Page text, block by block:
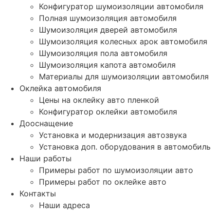
Конфигуратор шумоизоляции автомобиля
Полная шумоизоляция автомобиля
Шумоизоляция дверей автомобиля
Шумоизоляция колесных арок автомобиля
Шумоизоляция пола автомобиля
Шумоизоляция капота автомобиля
Материалы для шумоизоляции автомобиля
Оклейка автомобиля
Цены на оклейку авто пленкой
Конфигуратор оклейки автомобиля
Дооснащение
Установка и модернизация автозвука
Установка доп. оборудования в автомобиль
Наши работы
Примеры работ по шумоизоляции авто
Примеры работ по оклейке авто
Контакты
Наши адреса